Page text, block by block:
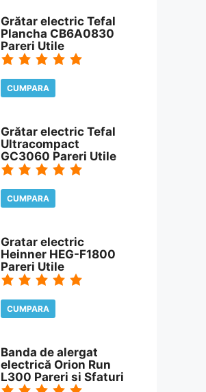
Grătar electric Tefal
Plancha CB6A0830
Pareri Utile
CUMPARA
Grătar electric Tefal
Ultracompact
GC3060 Pareri Utile
CUMPARA
Gratar electric
Heinner HEG-F1800
Pareri Utile
CUMPARA
Banda de alergat
electrică Orion Run
L300 Pareri si Sfaturi